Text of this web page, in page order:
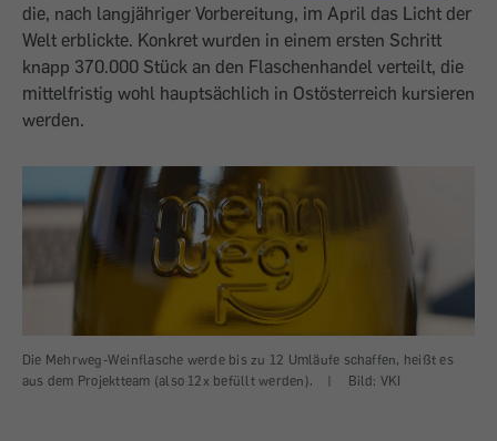
die, nach langjähriger Vorbereitung, im April das Licht der
Welt erblickte. Konkret wurden in einem ersten Schritt
knapp 370.000 Stück an den Flaschenhandel verteilt, die
mittelfristig wohl hauptsächlich in Ost­österreich kursieren
werden.
Die Mehrweg-Weinflasche werde bis zu 12 Umläufe schaffen, heißt es
aus dem Projektteam (also 12x befüllt werden).
| Bild: VKI